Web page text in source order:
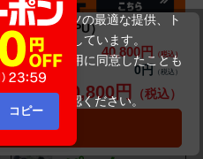
第10世代CPU）
40,800円
0円
40,800円
に入れる
コン特集
びコンテンツの最適な提供、ト
を使用しています。
Cookieの利用に同意したことも
をご確認ください。
する